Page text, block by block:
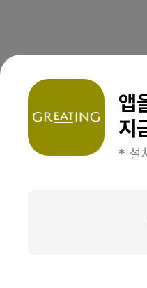
앱
지
* 설